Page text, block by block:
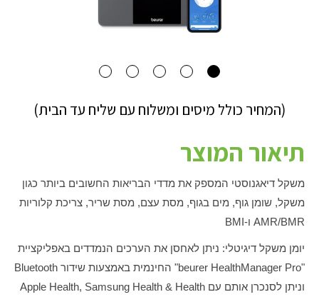
(המחיר כולל מיסים ומשלוח עם שליח עד הבית)
תיאור המוצר
משקל דיאגנוסטי המספק את מדדי הבריאות החשובים ביותר כגון
משקל, שומן גוף, מים בגוף, מסת עצם, מסת שריר, צריכת קלוריות
AMR/BMR ו-BMI
יומן משקל דיגיטלי: ניתן לאחסן את הערכים הנמדדים באפליקציית
"
beurer HealthManager Pro" החינמית באמצעות שידור Bluetooth
וניתן לסנכרן אותם עם Apple Health, Samsung Health & Health